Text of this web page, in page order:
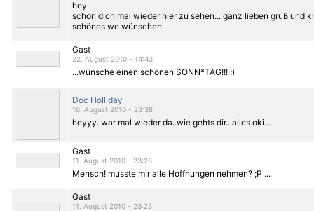
hey
schön dich mal wieder hier zu sehen... ganz lieben gruß und
schönes we wünschen
Gast
22. August 2010 - 14:43
...wünsche einen schönen SONN*TAG!!! ;)
Doc Holliday
16. August 2010 - 23:38
heyyy..war mal wieder da..wie gehts dir...alles oki...
Gast
11. August 2010 - 23:28
Mensch! musste mir alle Hoffnungen nehmen? ;P ...
Gast
11. August 2010 - 23:23